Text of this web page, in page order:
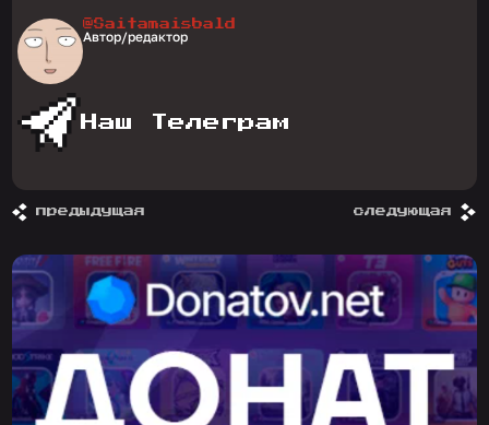
@Saitamaisbald
Автор/редактор
Наш Телеграм
предыдущая следующая